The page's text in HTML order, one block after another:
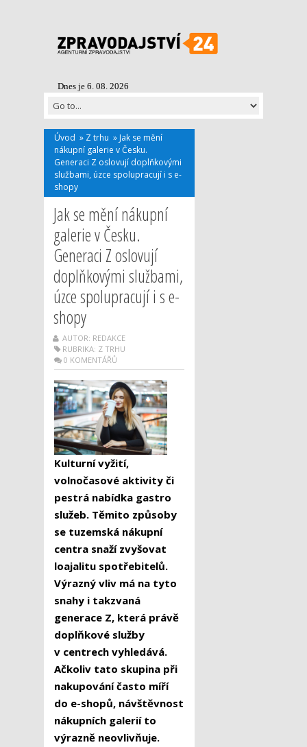
Dnes je 6. 08. 2026
Úvod » Z trhu » Jak se mění
nákupní galerie v Česku.
Generaci Z oslovují doplňkovými
službami, úzce spolupracují i s e-
shopy
Jak se mění nákupní
galerie v Česku.
Generaci Z oslovují
doplňkovými službami,
úzce spolupracují i s e-
shopy
AUTOR: REDAKCE
RUBRIKA: Z TRHU
0 KOMENTÁŘŮ
Kulturní vyžití,
volnočasové aktivity či
pestrá nabídka gastro
služeb. Těmito způsoby
se tuzemská nákupní
centra snaží zvyšovat
loajalitu spotřebitelů.
Výrazný vliv má na tyto
snahy i takzvaná
generace Z, která právě
doplňkové služby
v centrech vyhledává.
Ačkoliv tato skupina při
nakupování často míří
do e-shopů, návštěvnost
nákupních galerií to
výrazně neovlivňuje.